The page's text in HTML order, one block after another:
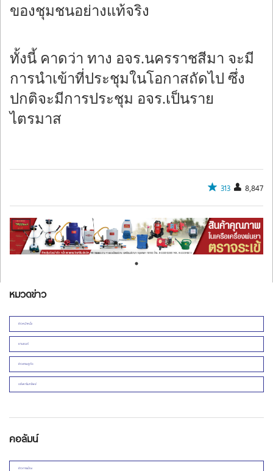
ของชุมชนอย่างแท้จริง
ทั้งนี้ คาดว่า ทาง อจร.นครราชสีมา จะมี
การนำเข้าที่ประชุมในโอกาสถัดไป ซึ่ง
ปกติจะมีการประชุม อจร.เป็นราย
ไตรมาส
313 8,847
หมวดข่าว
ข่าวหน้าหนึ่ง
ยานยนต์
ข่าวเศรษฐกิจ
อสังหาริมทรัพย์
คอลัมน์
ข่าวการเมือง